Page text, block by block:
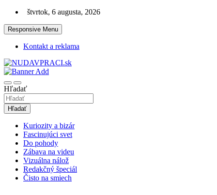
Skip
content
štvrtok, 6 augusta, 2026
Responsive Menu
Kontakt a reklama
nudaVpráci.sk
Hľadať
Hľadať
Kuriozity a bizár
Fascinujúci svet
Do pohody
Zábava na videu
Vizuálna nálož
Redakčný špeciál
Čisto na smiech